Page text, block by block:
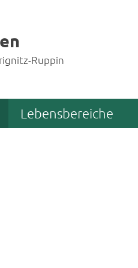
Ruppin
Lebensbereiche